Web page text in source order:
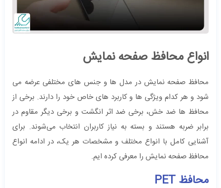
انواع محافظ صفحه نمایش
محافظ صفحه نمایش در مدل‌ ها و جنس ‌های مختلفی عرضه می‌
شود و هر کدام ویژگی‌ ها و کاربرد های خاص خود را دارند. برخی از
محافظ ‌ها ضد خش، برخی ضد اثر انگشت و برخی دیگر مقاوم در
برابر ضربه هستند و بسته به نیاز کاربران انتخاب می‌شوند. برای
آشنایی کامل با انواع مختلف و مشخصات هر یک، در ادامه انواع
محافظ صفحه نمایش را معرفی کرده ‌ایم.
محافظ PET